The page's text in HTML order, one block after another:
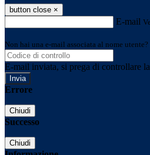
button close ×
E-mail
Non hai una e-mail associata al nome
E-mail inviata, si prega di controllare
Errore
Chiudi
Successo
Chiudi